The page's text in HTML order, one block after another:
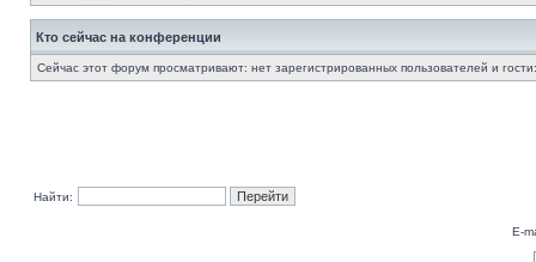
Кто сейчас на конференции
Сейчас этот форум просматривают: нет зарегистрированных пользователей и
Найти:
E-